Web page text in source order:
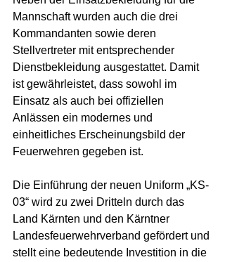
Mannschaft wurden auch die drei
Kommandanten sowie deren
Stellvertreter mit entsprechender
Dienstbekleidung ausgestattet. Damit
ist gewährleistet, dass sowohl im
Einsatz als auch bei offiziellen
Anlässen ein modernes und
einheitliches Erscheinungsbild der
Feuerwehren gegeben ist.
Die Einführung der neuen Uniform „KS-
03“ wird zu zwei Dritteln durch das
Land Kärnten und den Kärntner
Landesfeuerwehrverband gefördert und
stellt eine bedeutende Investition in die